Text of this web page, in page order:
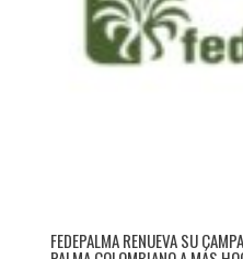
FEDEPALMA RENUEVA SU